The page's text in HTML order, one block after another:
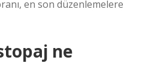
en son düzenlemelere
ne